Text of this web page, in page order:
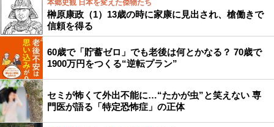
本郷史観 日本を変えた傑物たち
榊原康政（1）13歳の時に家康に見出され、槍働きで
信頼を得る
60歳で「貯蓄ゼロ」でも老後は何とかなる？ 70歳で
1900万円をつくる“逆転プラン”
セミが怖くて外出不能に…“たかが虫”と笑えない 専
門医が語る「特定恐怖症」の正体